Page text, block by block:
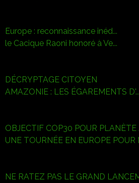
Europe : reconnaissance inéd...
le Cacique Raoni honoré à Ve...
DÉCRYPTAGE CITOYEN
AMAZONIE : LES ÉGAREMENTS D'...
OBJECTIF COP30 POUR PLANÈTE
UNE TOURNÉE EN EUROPE POUR
NE RATEZ PAS LE GRAND